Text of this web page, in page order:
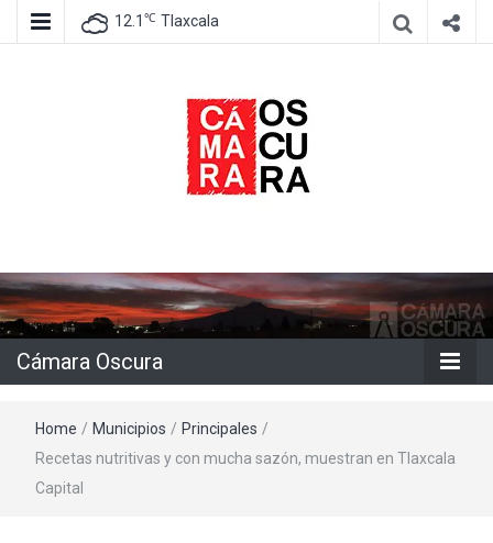
12.1 ℃ Tlaxcala
Cámara
Oscura
Cámara Oscura
Home / Municipios / Principales /
Recetas nutritivas y con mucha sazón, muestran en Tlaxcala
Capital